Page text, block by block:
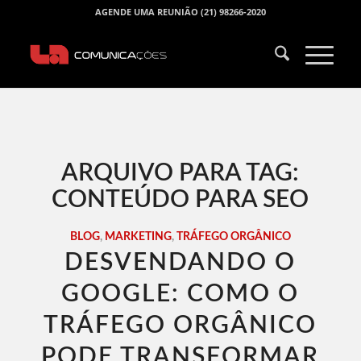
AGENDE UMA REUNIÃO (21) 98266-2020
ARQUIVO PARA TAG:
CONTEÚDO PARA SEO
BLOG, MARKETING, TRÁFEGO ORGÂNICO
DESVENDANDO O
GOOGLE: COMO O
TRÁFEGO ORGÂNICO